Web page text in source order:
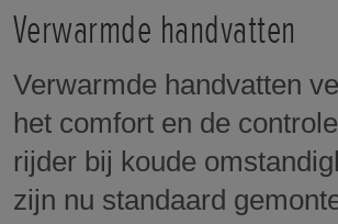
toerentalbereik
progressief koppel wordt
Het maakt ook het
van rijhulpsystemen zoals
selecteerbare rijmodi,
Verwarmde handvatten
Verwarmde handvatten
het comfort en de
rijder bij koude
zijn nu standaard